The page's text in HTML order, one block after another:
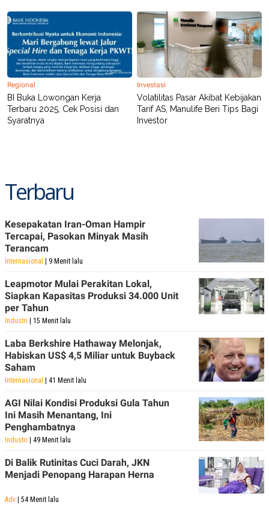
Regional
BI Buka Lowongan Kerja
Terbaru 2025, Cek Posisi dan
Syaratnya
Investasi
Volatilitas Pasar Akibat Kebijakan
Tarif AS, Manulife Beri Tips Bagi
Investor
Terbaru
Kesepakatan Iran-Oman Hampir
Tercapai, Pasokan Minyak Masih
Terancam
Internasional | 9 Menit lalu
Leapmotor Mulai Perakitan Lokal,
Siapkan Kapasitas Produksi 34.000 Unit
per Tahun
Industri | 15 Menit lalu
Laba Berkshire Hathaway Melonjak,
Habiskan US$ 4,5 Miliar untuk Buyback
Saham
Internasional | 41 Menit lalu
AGI Nilai Kondisi Produksi Gula Tahun
Ini Masih Menantang, Ini
Penghambatnya
Industri | 49 Menit lalu
Di Balik Rutinitas Cuci Darah, JKN
Menjadi Penopang Harapan Herna
Adv | 54 Menit lalu